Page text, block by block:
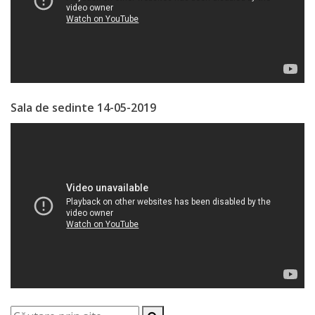
în
Funciar
Serviciul
cu
Publicul
Sala de sedinte 14-05-2019